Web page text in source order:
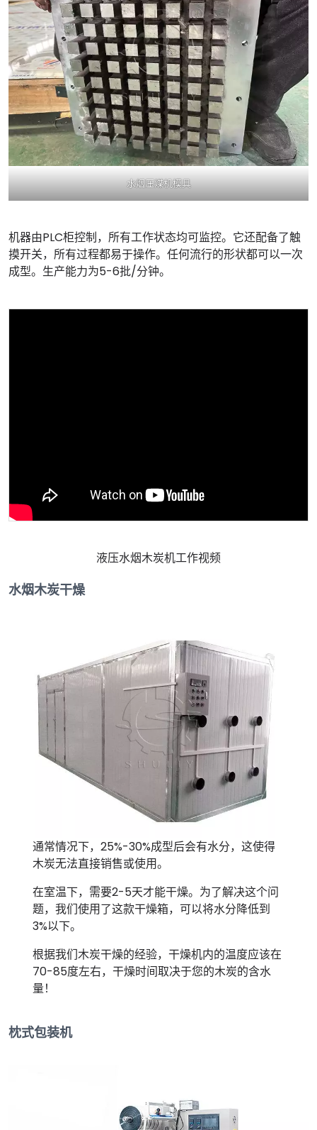
水烟压煤机模具
机器由PLC柜控制，所有工作状态均可监控。它还配备了触
摸开关，所有过程都易于操作。任何流行的形状都可以一次
成型。生产能力为5-6批/分钟。
液压水烟木炭机工作视频
水烟木炭干燥
通常情况下，25%-30%成型后会有水分，这使得
木炭无法直接销售或使用。
在室温下，需要2-5天才能干燥。为了解决这个问
题，我们使用了这款干燥箱，可以将水分降低到
3%以下。
根据我们木炭干燥的经验，干燥机内的温度应该在
70-85度左右，干燥时间取决于您的木炭的含水
量！
枕式包装机